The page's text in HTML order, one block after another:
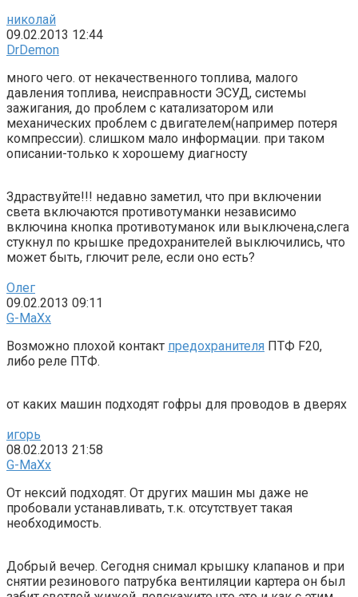
николай
09.02.2013 12:44
DrDemon
много чего. от некачественного топлива, малого
давления топлива, неисправности ЭСУД, системы
зажигания, до проблем с катализатором или
механических проблем с двигателем(например потеря
компрессии). слишком мало информации. при таком
описании-только к хорошему диагносту
Здраствуйте!!! недавно заметил, что при включении
света включаются противотуманки независимо
включина кнопка противотуманок или выключена,слега
стукнул по крышке предохранителей выключились, что
может быть, глючит реле, если оно есть?
Олег
09.02.2013 09:11
G-MaXx
Возможно плохой контакт предохранителя ПТФ F20,
либо реле ПТФ.
от каких машин подходят гофры для проводов в дверях
игорь
08.02.2013 21:58
G-MaXx
От нексий подходят. От других машин мы даже не
пробовали устанавливать, т.к. отсутствует такая
необходимость.
Добрый вечер. Сегодня снимал крышку клапанов и при
снятии резинового патрубка вентиляции картера он был